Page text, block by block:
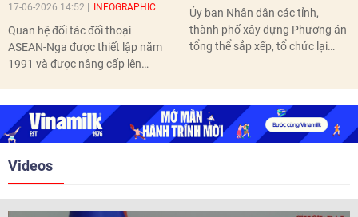
17-06-2026 14:52 INFOGRAPHIC
Quan hệ đối tác đối thoại
ASEAN-Nga được thiết lập năm
1991 và được nâng cấp lên
nghị Cấp cao vào các năm 2005,
2010, 2016, 2018, 2021.
Ủy ban Nhân dân các tỉnh,
thành phố xây dựng Phương án
tổng thể sắp xếp, tổ chức lại
Videos